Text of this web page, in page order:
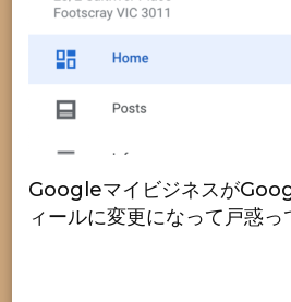
Googleマイビジネスが
ィールに変更になって戸惑っ